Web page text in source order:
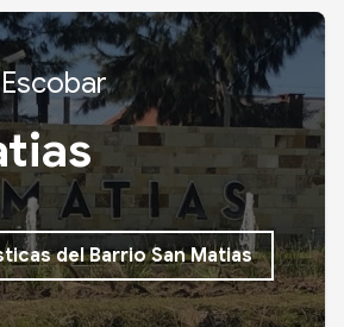
del Barrio San Matias